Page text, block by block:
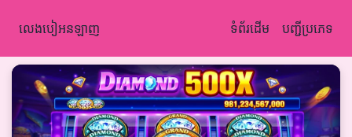
លេងបៀអនឡាញ ទំព័រដើម បញ្ជីប្រភេទ